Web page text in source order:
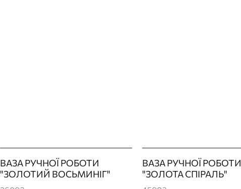
ВАЗА РУЧНОЇ РОБОТИ
"ЗОЛОТИЙ ВОСЬМИНІГ"
ВАЗА РУЧНОЇ РОБОТИ
"ЗОЛОТА СПІРАЛЬ"